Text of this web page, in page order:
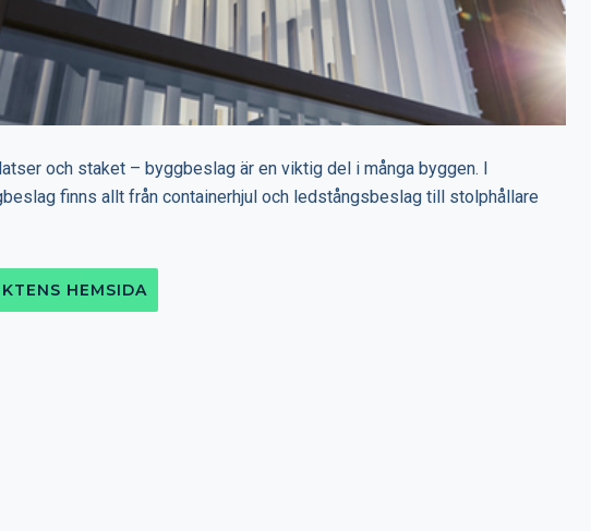
och staket – byggbeslag är en viktig del i många byggen. I
finns allt från containerhjul och ledstångsbeslag till stolphållare
HEMSIDA